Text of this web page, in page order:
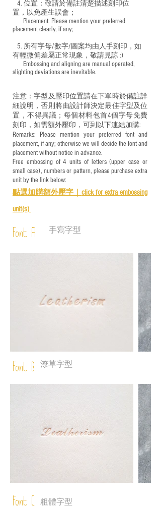
4. 位置：敬請於備註清楚描述刻印位
置，以免產生誤會；
​ Placement: Please mention your preferred
placement clearly, if any;
5. 所有字母/數字/圖案均由人手刻印，如
有輕微偏差屬正常現象，敬請見諒 :)
​ Embossing and aligning are manual operated,
slighting deviations are inevitable.
注意：字型及壓印位置請在下單時於備註詳
細說明，否則將由設計師決定最佳字型及位
置，不得異議；每個材料包首4個字母免費
刻印，如需額外壓印，可到以下連結加購:
Remarks: Please mention your preferred font and
placement, if any; otherwise we will decide the font and
placement without notice in advance.
Free embossing of 4 units of letters (upper case or
small case), numbers or pattern, please purchase extra
unit by the link below:
點選加購額外壓字｜ click for extra embossing
unit(s)
Font A 手寫字型
Font B 潦草字型
粗體字型